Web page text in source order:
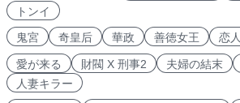
トンイ
鬼宮
奇皇后 華政 善徳女王 恋人
愛が来る 財閥 X 刑事2 夫婦の結末
人妻キラー